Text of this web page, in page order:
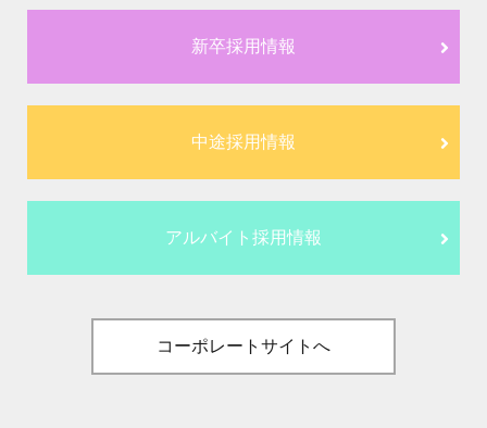
新卒採用情報
中途採用情報
アルバイト採用情報
コーポレートサイトへ